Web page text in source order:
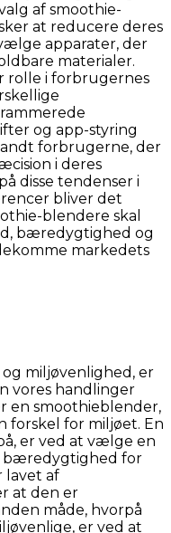
af smoothie-
at reducere deres
apparater, der
materialer.
rolle i forbrugernes
og app-styring
forbrugerne, der
i deres
disse tendenser i
bliver det
blendere skal
bæredygtighed og
markedets
miljøvenlighed, er
vores handlinger
en smoothieblender,
forskel for miljøet. En
er ved at vælge en
bæredygtighed for
lavet af
at den er
måde, hvorpå
er ved at